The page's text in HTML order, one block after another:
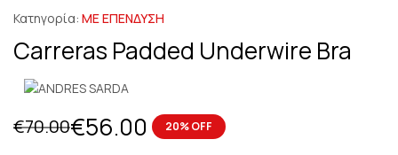
Κατηγορία: ΜΕ ΕΠΕΝΔΥΣΗ
Carreras Padded Underwire Bra
€70.00€56.00 20% OFF